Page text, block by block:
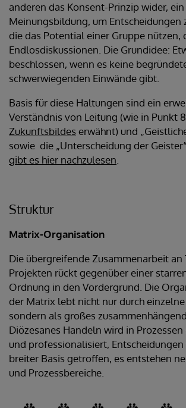
anderen das Konsent-Prinzip wider,
Meinungsbildung, um Entscheidungen
die das Potential einer Gruppe nützen,
Endlosdiskussionen. Die Grundidee:
beschlossen, wenn es keine
schwerwiegenden Einwände gibt.
Basis für diese Haltungen sind ein
Verständnis von Leitung (wie in Punkt
Zukunftsbildes erwähnt) und
sowie die „Unterscheidung der
gibt es hier nachzulesen
Struktur
Matrix-Organisation
Die übergreifende Zusammenarbeit an
Projekten rückt gegenüber einer
Ordnung in den Vordergrund. Die
der Matrix lebt nicht nur durch einzelne
sondern als großes
Diözesanes Handeln wird in
und professionalisiert,
breiter Basis getroffen, es entstehen
und Prozessbereiche.